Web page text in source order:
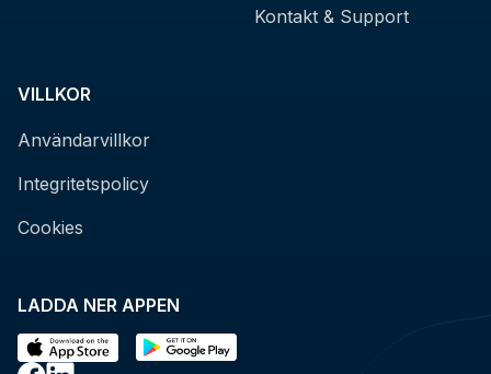
LADDA NER APPEN
Kontakt & Support
VILLKOR
Användarvillkor
Integritetspolicy
Cookies